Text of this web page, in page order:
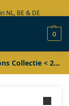
NL, BE & DE
0
Collectie < 2020